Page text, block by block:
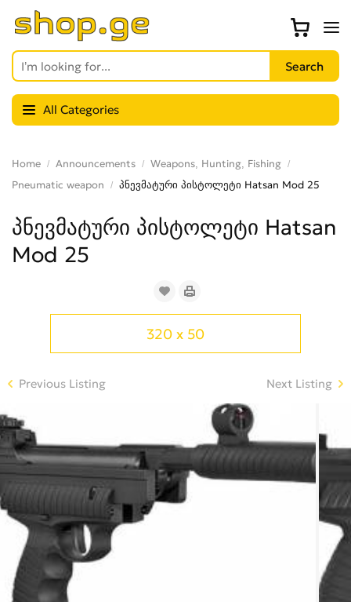
All Categories
Home Announcements
Weapons, Hunting, Fishing
Pneumatic weapon
პნევმატური პისტოლეტი Hatsan Mod 25
პნევმატური პისტოლეტი Hatsan
Mod 25
320 x 50
Previous Listing Next Listing